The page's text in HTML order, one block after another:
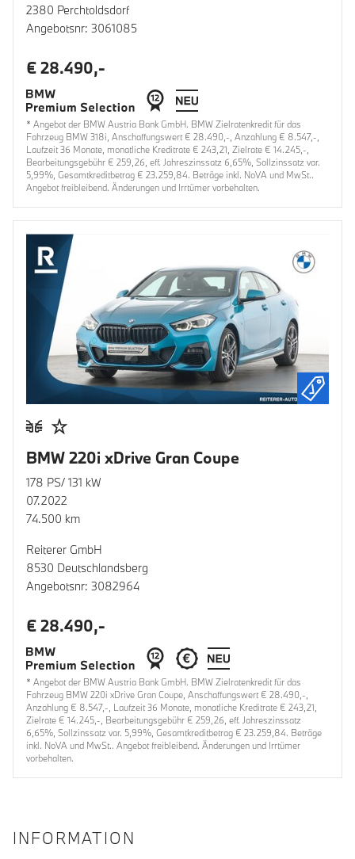
2380 Perchtoldsdorf
Angebotsnr: 3061085
€ 28.490,-
* Angebot der BMW Austria Bank GmbH. BMW Zielratenkredit für das
Fahrzeug BMW 318i, Anschaffungswert € 28.490,-, Anzahlung € 8.547,-,
Laufzeit 36 Monate, monatliche Kreditrate € 243,21, Zielrate € 14.245,-,
Bearbeitungsgebühr € 259,26, eff. Jahreszinssatz 6,65%, Sollzinssatz var.
5,99%, Gesamtkreditbetrag € 23.259,84. Beträge inkl. NoVA und MwSt..
Angebot freibleibend. Änderungen und Irrtümer vorbehalten.
BMW 220i xDrive Gran Coupe
178 PS/ 131 kW
07.2022
74.500 km
Reiterer GmbH
8530 Deutschlandsberg
Angebotsnr: 3082964
€ 28.490,-
* Angebot der BMW Austria Bank GmbH. BMW Zielratenkredit für das
Fahrzeug BMW 220i xDrive Gran Coupe, Anschaffungswert € 28.490,-,
Anzahlung € 8.547,-, Laufzeit 36 Monate, monatliche Kreditrate € 243,21,
Zielrate € 14.245,-, Bearbeitungsgebühr € 259,26, eff. Jahreszinssatz
6,65%, Sollzinssatz var. 5,99%, Gesamtkreditbetrag € 23.259,84. Beträge
inkl. NoVA und MwSt.. Angebot freibleibend. Änderungen und Irrtümer
vorbehalten.
INFORMATION